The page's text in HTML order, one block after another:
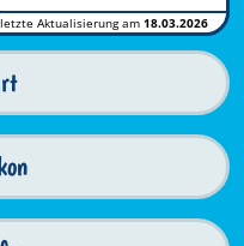
letzte Aktualisierung am 18.03.2026